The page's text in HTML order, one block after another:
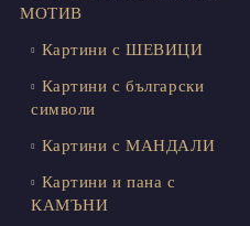
МОТИВ
Картини с ШЕВИЦИ
Картини с български
символи
Картини с МАНДАЛИ
Картини и пана с
КАМЪНИ